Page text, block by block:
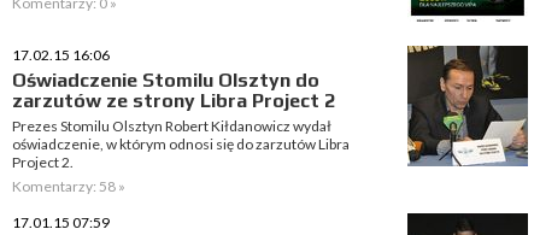
17.02.15 16:06
Oświadczenie Stomilu Olsztyn do
zarzutów ze strony Libra Project 2
Prezes Stomilu Olsztyn Robert Kiłdanowicz wydał
oświadczenie, w którym odnosi się do zarzutów Libra
Project 2.
Komentarzy: 58 »
17.01.15 07:59